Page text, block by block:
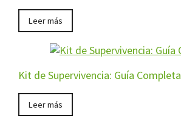
Leer más
Kit de Supervivencia: Guía Completa
Leer más